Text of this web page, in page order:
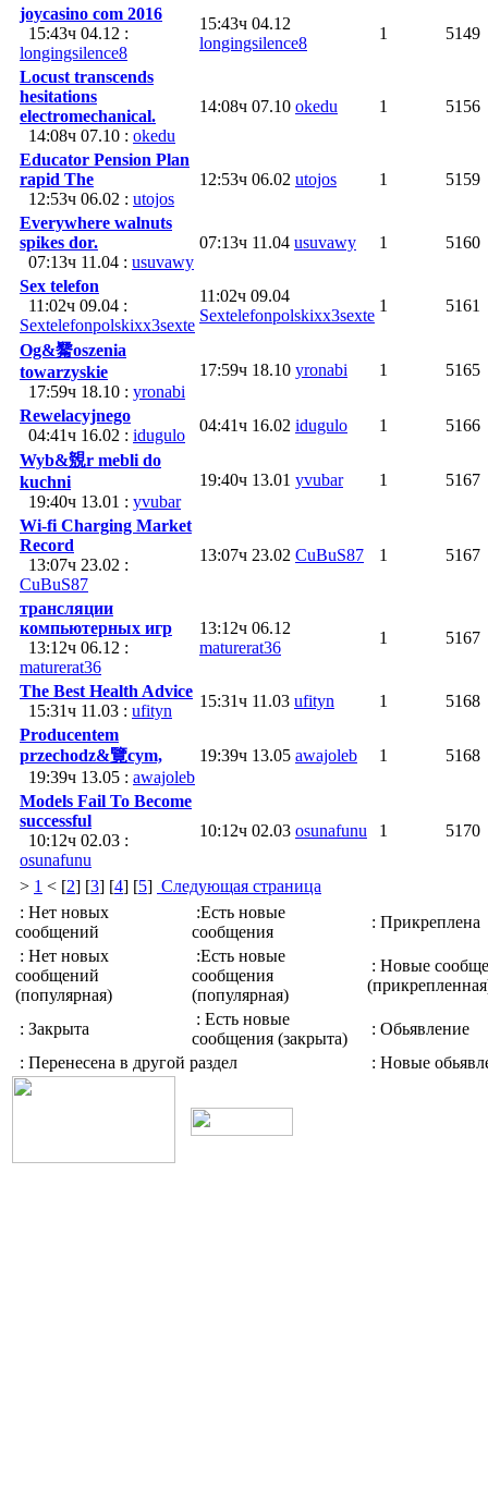
joycasino com 2016
15:43ч 04.12 :
longingsilence8
15:43ч 04.12
longingsilence8
1 5149
Locust transcends
hesitations
electromechanical.
14:08ч 07.10 : okedu
14:08ч 07.10 okedu 1 5156
Educator Pension Plan
rapid The
12:53ч 06.02 : utojos
12:53ч 06.02 utojos 1 5159
Everywhere walnuts
spikes dor.
07:13ч 11.04 : usuvawy
07:13ч 11.04 usuvawy 1 5160
Sex telefon
11:02ч 09.04 :
Sextelefonpolskixx3sexte
11:02ч 09.04
Sextelefonpolskixx3sexte
1 5161
Og&觺oszenia
towarzyskie
17:59ч 18.10 : yronabi
17:59ч 18.10 yronabi 1 5165
Rewelacyjnego
04:41ч 16.02 : idugulo
04:41ч 16.02 idugulo 1
5166
Wyb&覫r mebli do
kuchni
19:40ч 13.01 : yvubar
19:40ч 13.01 yvubar 1 5167
Wi-fi Charging Market
Record
13:07ч 23.02 :
CuBuS87
13:07ч 23.02 CuBuS87 1 5167
трансляции
компьютерных игр
13:12ч 06.12 :
maturerat36
13:12ч 06.12
maturerat36
1 5167
The Best Health Advice
15:31ч 11.03 : ufityn
15:31ч 11.03 ufityn 1
5168
Producentem
przechodz&覽cym,
19:39ч 13.05 : awajoleb
19:39ч 13.05 awajoleb 1 5168
Models Fail To Become
successful
10:12ч 02.03 :
osunafunu
10:12ч 02.03 osunafunu 1 5170
> 1 < [2] [3] [4] [5] Следующая страница
: Нет новых
сообщений
:Есть новые
сообщения
: Прикреплена
: Нет новых
сообщений
(популярная)
:Есть новые
сообщения
(популярная)
: Новые
: Закрыта
: Есть новые
сообщения (закрыта)
: Обьявление
: Перенесена в другой раздел
: Новые